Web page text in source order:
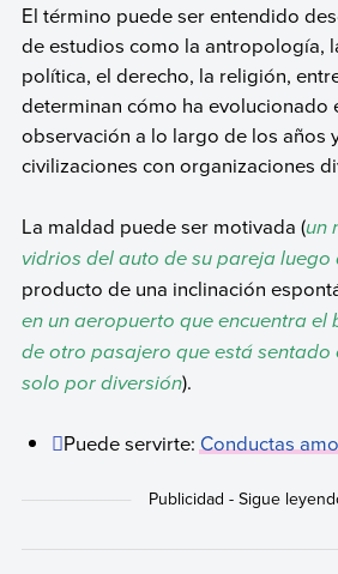
El término puede ser entendido
de estudios como la antropología,
política, el derecho, la religión,
determinan cómo ha evolucionado
observación a lo largo de los años
civilizaciones con organizaciones
La maldad puede ser motivada (un
vidrios del auto de su pareja luego
producto de una inclinación
en un aeropuerto que encuentra
de otro pasajero que está sentado
solo por diversión).
Puede servirte:Conductas